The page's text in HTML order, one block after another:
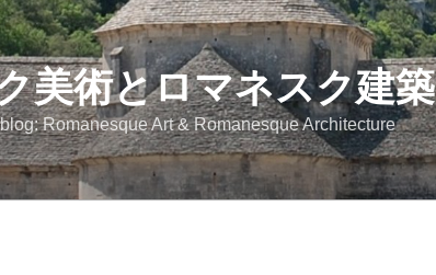
美術とロマネスク建築
Romanesque Art & Romanesque Architecture